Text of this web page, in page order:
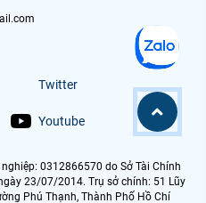
Twitter
Youtube
0312866570 do Sở Tài Chính
23/07/2014. Trụ sở chính: 51 Lũy
Phú Thạnh, Thành Phố Hồ Chí